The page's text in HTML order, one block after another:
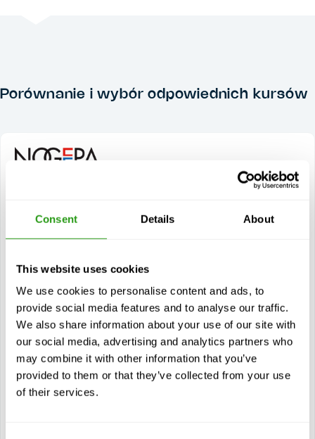
Consent Details About
This website uses cookies
We use cookies to personalise content and ads, to
provide social media features and to analyse our traffic.
We also share information about your use of our site with
our social media, advertising and analytics partners who
may combine it with other information that you’ve
provided to them or that they’ve collected from your use
of their services.
Porównanie i wybór odpowiednich kursów
NOGEPA 0.8 H2S
bezpieczeństwa siarkowodoru, przeznaczone dla
specjalistów pracujących na lądzie i na morzu, którzy mogą
być narażeni na...
Na żądanie
Certyfikaty
0.8 NOGEPA
4 lat ważności